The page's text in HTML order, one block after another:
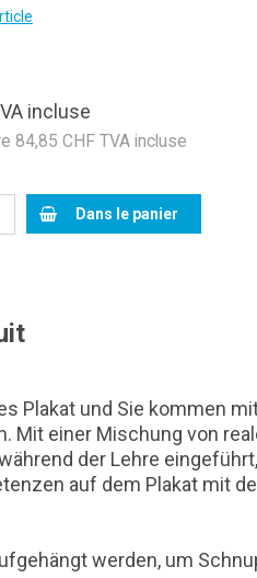
incluse
84,85 CHF TVA incluse
Dans le panier
Plakat und Sie kommen
Mit einer Mischung von
der Lehre
auf dem Plakat mit
werden, um